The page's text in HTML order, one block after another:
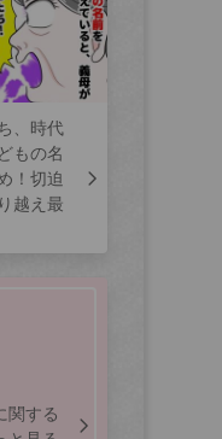
、時代
もの名
！切迫
越え最
関する